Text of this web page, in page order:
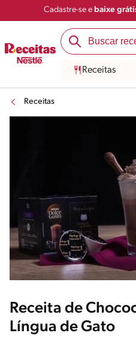
Cadastre-se e baixe
Receitas
Receitas
Salvar
Receita de
Língua de Gato